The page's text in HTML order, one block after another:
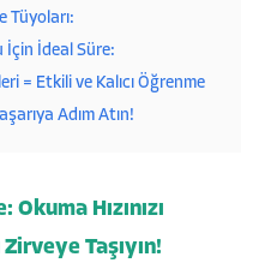
Tüyoları:
İçin İdeal Süre:
= Etkili ve Kalıcı Öğrenme
Adım Atın!
Okuma Hızınızı
Taşıyın!